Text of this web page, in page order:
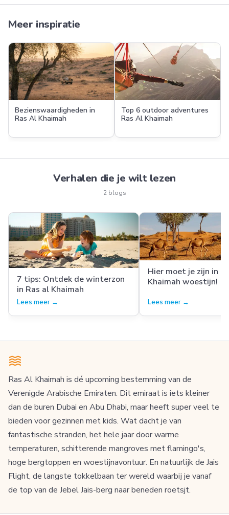
Meer inspiratie
Bezienswaardigheden in
Ras Al Khaimah
Top 6 outdoor adventures
Ras Al Khaimah
Verhalen die je wilt lezen
2 blogs
7 tips: Ontdek de winterzon
in Ras al Khaimah
Lees meer →
Hier moet je zijn in
Khaimah woestijn!
Lees meer →
Ras Al Khaimah is dé upcoming bestemming van de
Verenigde Arabische Emiraten. Dit emiraat is iets kleiner
dan de buren Dubai en Abu Dhabi, maar heeft super veel te
bieden voor gezinnen met kids. Wat dacht je van
fantastische stranden, het hele jaar door warme
temperaturen, schitterende mangroves met flamingo's,
hoge bergtoppen en woestijnavontuur. En natuurlijk de Jais
Flight, de langste tokkelbaan ter wereld waarbij je vanaf
de top van de Jebel Jais-berg naar beneden roetsjt.